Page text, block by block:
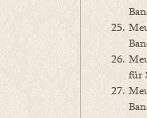
für